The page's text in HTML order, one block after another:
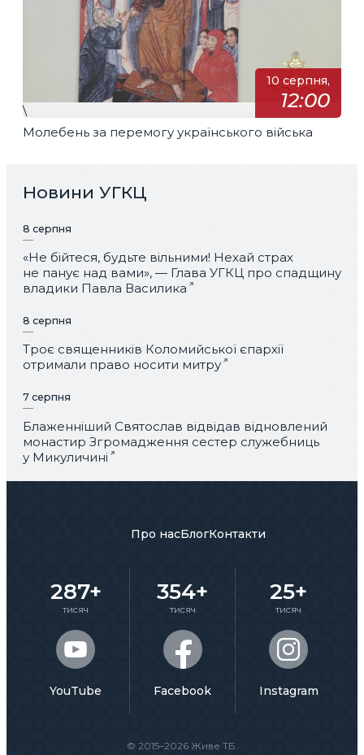
10 серпня,
12:00
\
Молебень за перемогу українського війська
Новини УГКЦ
8 серпня
«Не бійтеся, будьте вільними! Нехай страх
не панує над вами», — Глава УГКЦ про спадщину
владики Павла Василика
8 серпня
Троє священників Коломийської єпархії
отримали право носити митру
7 серпня
Блаженніший Святослав відвідав відновлений
монастир Згромадження сестер служебниць
у Микуличині
© 2015–2026 Живе ТБ.
Про насБлогКонтакти
287+
тисяч
YouTube
354+
тисяч
Facebook
25+
тисяч
Instagram